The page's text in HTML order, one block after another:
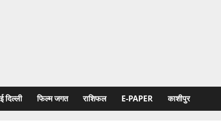
दिल्ली फिल्‍म जगत राशिफल E-PAPER काशीपुर